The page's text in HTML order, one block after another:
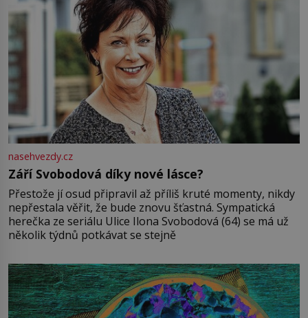
nasehvezdy.cz
Září Svobodová díky nové lásce?
Přestože jí osud připravil až příliš kruté momenty, nikdy
nepřestala věřit, že bude znovu šťastná. Sympatická
herečka ze seriálu Ulice Ilona Svobodová (64) se má už
několik týdnů potkávat se stejně